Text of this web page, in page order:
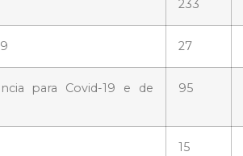
233
27
para Covid-19 e de
95
15